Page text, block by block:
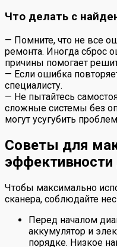
Что делать с
— Помните, что не все
ремонта. Иногда сброс
причины помогает
— Если ошибка
специалисту.
— Не пытайтесь
сложные системы без
могут усугубить
Советы для
эффективности
Чтобы максимально
сканера, соблюдайте
Перед началом
аккумулятор и
порядке. Низкое